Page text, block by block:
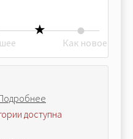
Как новое
доступна